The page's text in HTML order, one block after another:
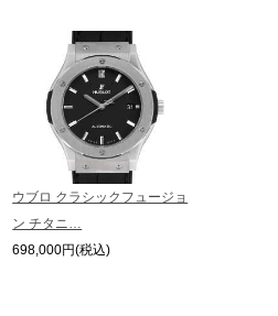
ウブロ クラシックフュージョ
ン チタニ…
698,000円(税込)
※当店では店頭販売も行っております為、
間差で在庫切れになる場合がございます。
予めご了承くださいませ。
また、ご来店にてご購入を希望される場合
メールにてお問い合わせいただけますよう
※アンティーク品やユーズド品の場合、外
している場合がございます。
※表示の定価は、入荷時の価格となっており
現在の定価と異なる場合がございますのでご